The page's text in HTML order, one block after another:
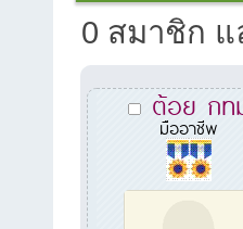
0 สมาชิก
ต้อย กท
มืออาชีพ